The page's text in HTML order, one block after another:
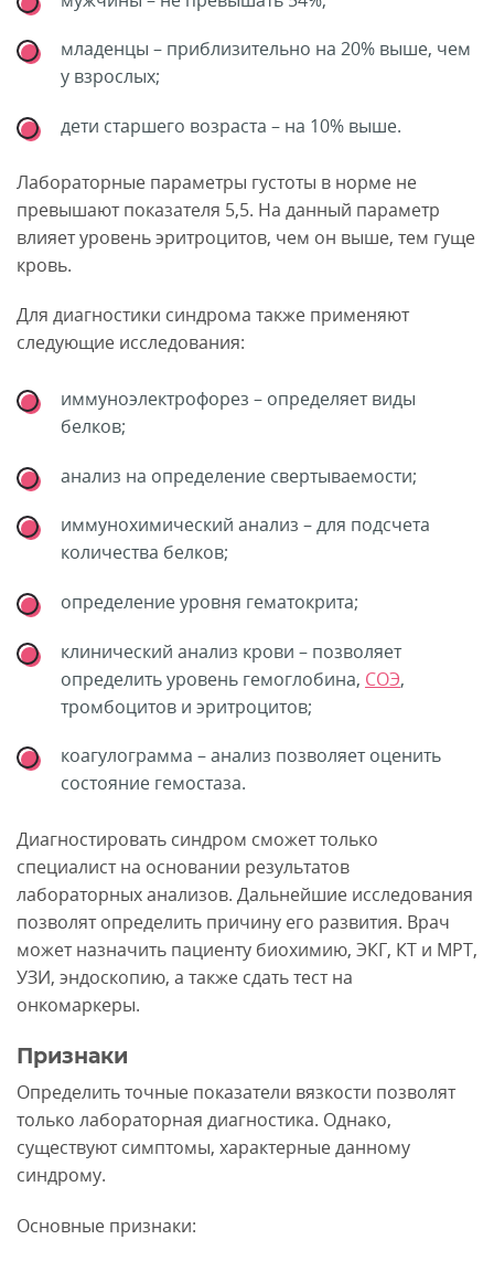
младенцы – приблизительно на 20% выше, чем
у взрослых;
дети старшего возраста – на 10% выше.
Лабораторные параметры густоты в норме не
превышают показателя 5,5. На данный параметр
влияет уровень эритроцитов, чем он выше, тем гуще
кровь.
Для диагностики синдрома также применяют
следующие исследования:
иммуноэлектрофорез – определяет виды
белков;
анализ на определение свертываемости;
иммунохимический анализ – для подсчета
количества белков;
определение уровня гематокрита;
клинический анализ крови – позволяет
определить уровень гемоглобина, СОЭ,
тромбоцитов и эритроцитов;
коагулограмма – анализ позволяет оценить
состояние гемостаза.
Диагностировать синдром сможет только
специалист на основании результатов
лабораторных анализов. Дальнейшие исследования
позволят определить причину его развития. Врач
может назначить пациенту биохимию, ЭКГ, КТ и МРТ,
УЗИ, эндоскопию, а также сдать тест на
онкомаркеры.
Признаки
Определить точные показатели вязкости позволят
только лабораторная диагностика. Однако,
существуют симптомы, характерные данному
синдрому.
Основные признаки: